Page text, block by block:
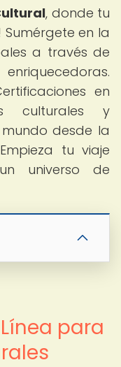
, donde tu
en la
a través de
en
culturales y
desde la
tu viaje
universo de
para